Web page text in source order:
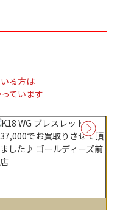
る方は
ています